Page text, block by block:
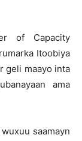
of Capacity
Itoobiya
geli maayo inta
ama
saamayn